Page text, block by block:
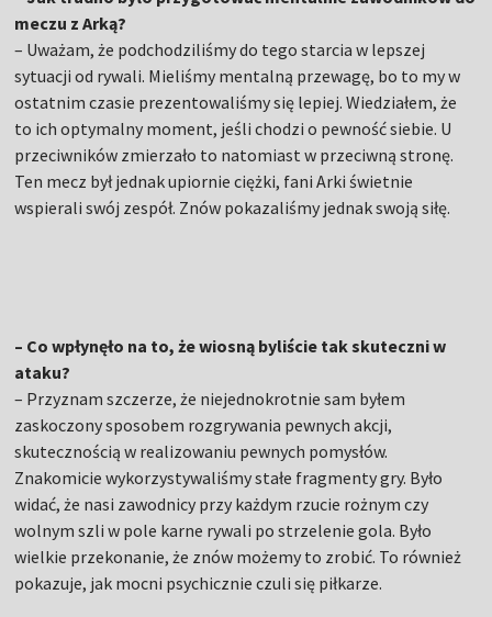
meczu z Arką?
– Uważam, że podchodziliśmy do tego starcia w lepszej
sytuacji od rywali. Mieliśmy mentalną przewagę, bo to my w
ostatnim czasie prezentowaliśmy się lepiej. Wiedziałem, że
to ich optymalny moment, jeśli chodzi o pewność siebie. U
przeciwników zmierzało to natomiast w przeciwną stronę.
Ten mecz był jednak upiornie ciężki, fani Arki świetnie
wspierali swój zespół. Znów pokazaliśmy jednak swoją siłę.
– Co wpłynęło na to, że wiosną byliście tak skuteczni w
ataku?
– Przyznam szczerze, że niejednokrotnie sam byłem
zaskoczony sposobem rozgrywania pewnych akcji,
skutecznością w realizowaniu pewnych pomysłów.
Znakomicie wykorzystywaliśmy stałe fragmenty gry. Było
widać, że nasi zawodnicy przy każdym rzucie rożnym czy
wolnym szli w pole karne rywali po strzelenie gola. Było
wielkie przekonanie, że znów możemy to zrobić. To również
pokazuje, jak mocni psychicznie czuli się piłkarze.